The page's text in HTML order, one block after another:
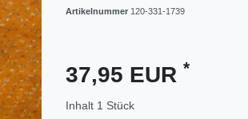
Artikelnummer 120-331-1739
37,95 EUR *
Inhalt 1 Stück